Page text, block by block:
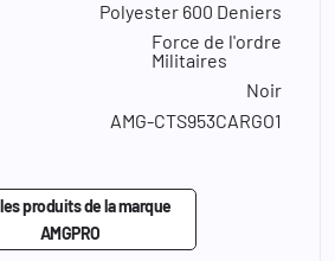
Polyester 600 Deniers
Force de l'ordre
Militaires
Noir
AMG-CTS953CARGO1
produits de la marque
AMGPRO